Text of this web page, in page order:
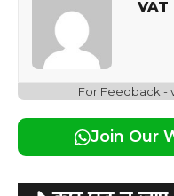
VAT
For Feedback -
Join Our